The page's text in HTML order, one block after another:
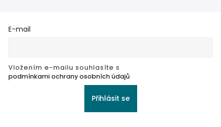
E-mail
Vložením e-mailu souhlasíte s
podmínkami ochrany osobních údajů
Přihlásit se